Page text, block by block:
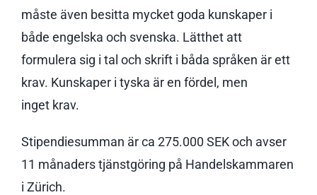
måste även besitta mycket goda kunskaper i
både engelska och svenska. Lätthet att
formulera sig i tal och skrift i båda språken är ett
krav. Kunskaper i tyska är en fördel, men
inget krav.
Stipendiesumman är ca 275.000 SEK och avser
11 månaders tjänstgöring på Handelskammaren
i Zürich.